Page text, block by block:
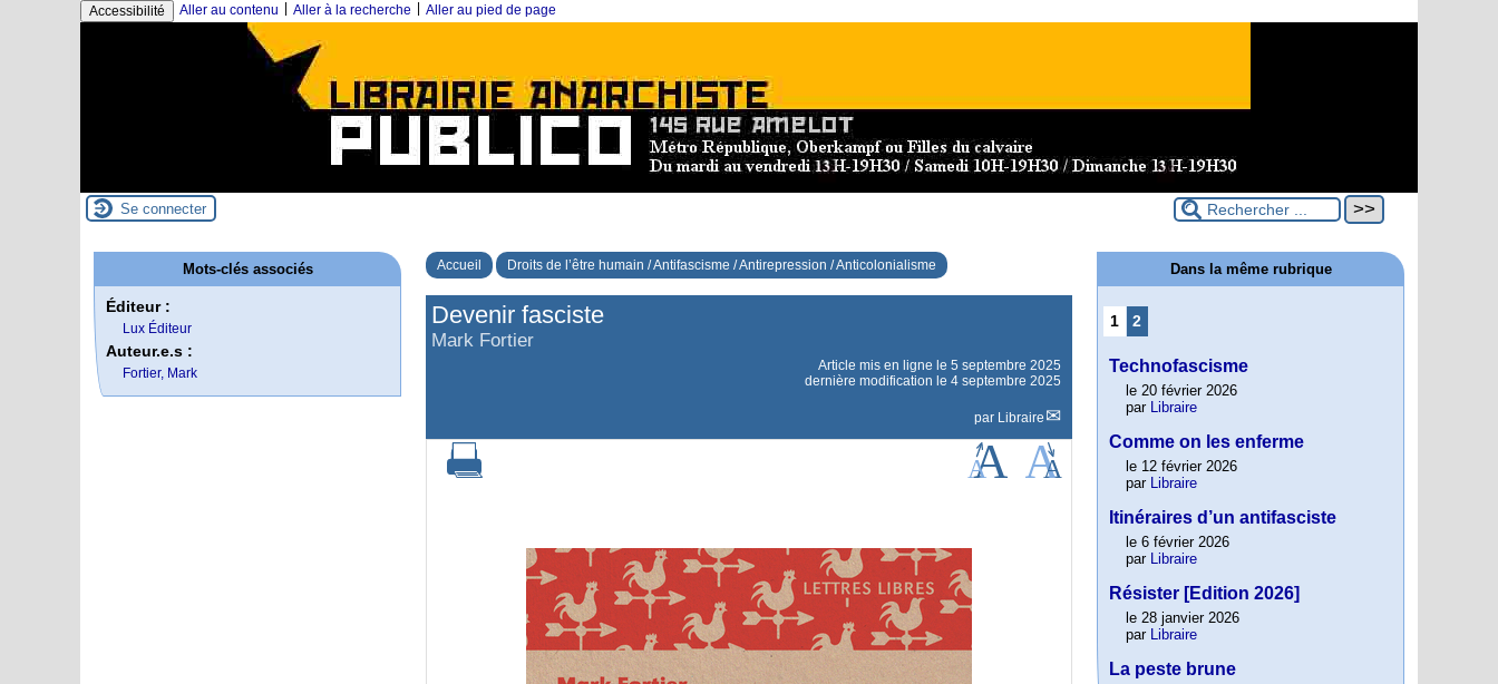
Accessibilité Aller au contenu Aller à la recherche Aller au pied de page
Se connecter
Accueil Droits de l’être humain / Antifascisme / Antirepression / Anticolonialisme
Devenir fasciste
Mark Fortier
Article mis en ligne le 5 septembre 2025
dernière modification le 4 septembre 2025
par Libraire
Mots-clés associés
Éditeur :
Lux Éditeur
Auteur.e.s :
Fortier, Mark
Dans la même rubrique
1 2
Technofascisme
le 20 février 2026
par Libraire
Comme on les enferme
le 12 février 2026
par Libraire
Itinéraires d’un antifasciste
le 6 février 2026
par Libraire
Résister [Edition 2026]
le 28 janvier 2026
par Libraire
La peste brune